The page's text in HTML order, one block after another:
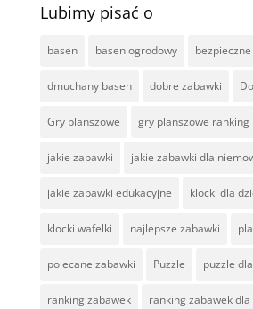
Lubimy pisać o
basen basen ogrodowy
dmuchany basen dobre zabawki
Gry planszowe gry planszowe ranking
jakie zabawki jakie zabawki dla
jakie zabawki edukacyjne klocki dla
klocki wafelki najlepsze zabawki
polecane zabawki Puzzle puzzle
ranking zabawek ranking zabawek dla